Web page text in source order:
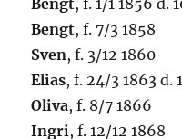
Bengt, f. 1/1 1856 d.
Bengt, f. 7/3 1858
Sven, f. 3/12 1860
Elias, f. 24/3 1863 d.
Oliva, f. 8/7 1866
Ingri, f. 12/12 1868